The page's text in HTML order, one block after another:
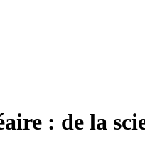
: de la